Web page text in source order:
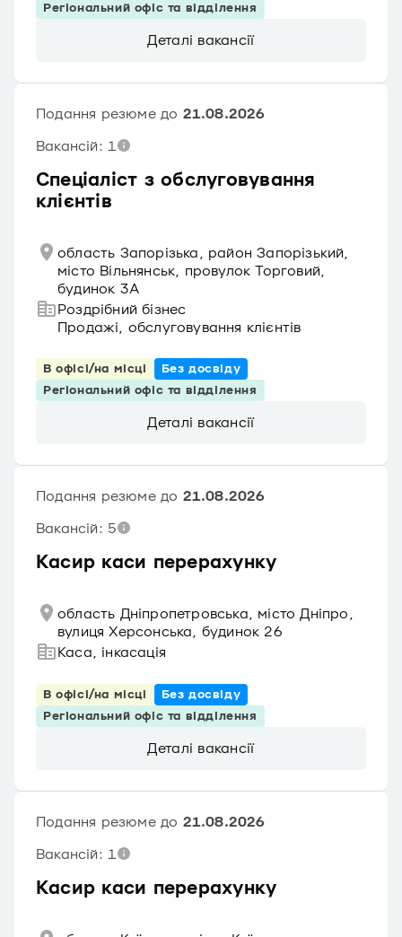
Регіональний офіс та відділення
Деталі вакансії
Спеціаліст з обслуговування
клієнтів
Подання резюме до 21.08.2026
Вакансій: 1
область Запорізька, район Запорізький,
місто Вільнянськ, провулок Торговий,
будинок 3А
Роздрібний бізнес
Продажі, обслуговування клієнтів
В офісі/на місці
Без досвіду
Регіональний офіс та відділення
Деталі вакансії
Касир каси перерахунку
Подання резюме до 21.08.2026
Вакансій: 5
область Дніпропетровська, місто Дніпро,
вулиця Херсонська, будинок 26
Каса, інкасація
В офісі/на місці
Без досвіду
Регіональний офіс та відділення
Деталі вакансії
Касир каси перерахунку
Подання резюме до 21.08.2026
Вакансій: 1